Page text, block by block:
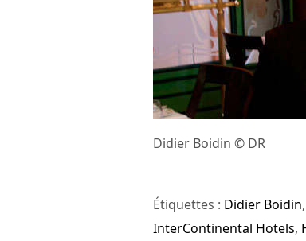
Didier Boidin © DR
Étiquettes : Didier Boidin,
InterContinental Hotels,